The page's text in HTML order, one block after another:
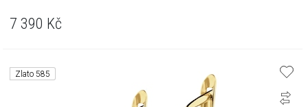
7 390 Kč
Zlato 585